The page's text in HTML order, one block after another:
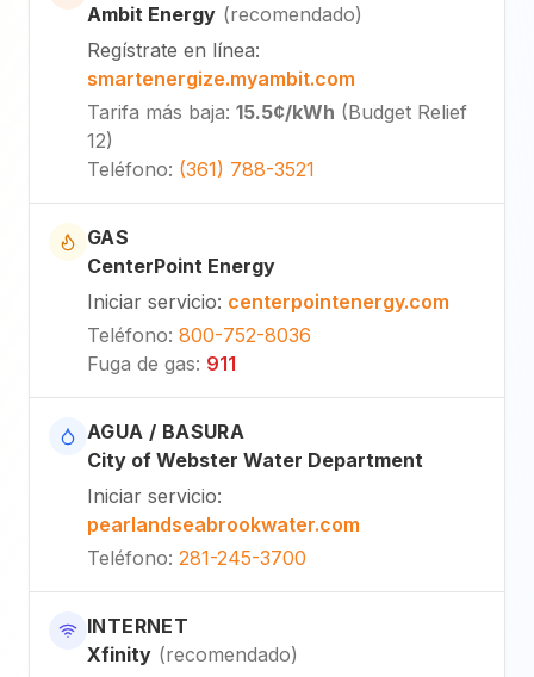
Ambit Energy (recomendado)
Regístrate en línea:
smartenergize.myambit.com
Tarifa más baja: 15.5¢/kWh (Budget Relief
12)
Teléfono: (361) 788-3521
GAS
CenterPoint Energy
Iniciar servicio: centerpointenergy.com
Teléfono: 800-752-8036
Fuga de gas: 911
AGUA / BASURA
City of Webster Water Department
Iniciar servicio:
pearlandseabrookwater.com
Teléfono: 281-245-3700
INTERNET
Xfinity (recomendado)